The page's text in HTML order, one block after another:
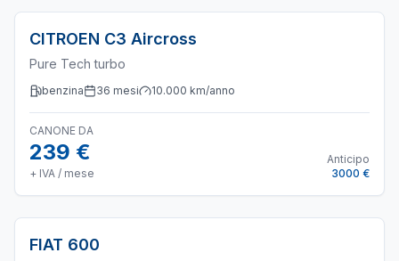
CITROEN C3 Aircross
Pure Tech turbo
benzina 36 mesi 10.000 km/anno
CANONE DA
239 €
+ IVA / mese
Anticipo
3000 €
FIAT 600